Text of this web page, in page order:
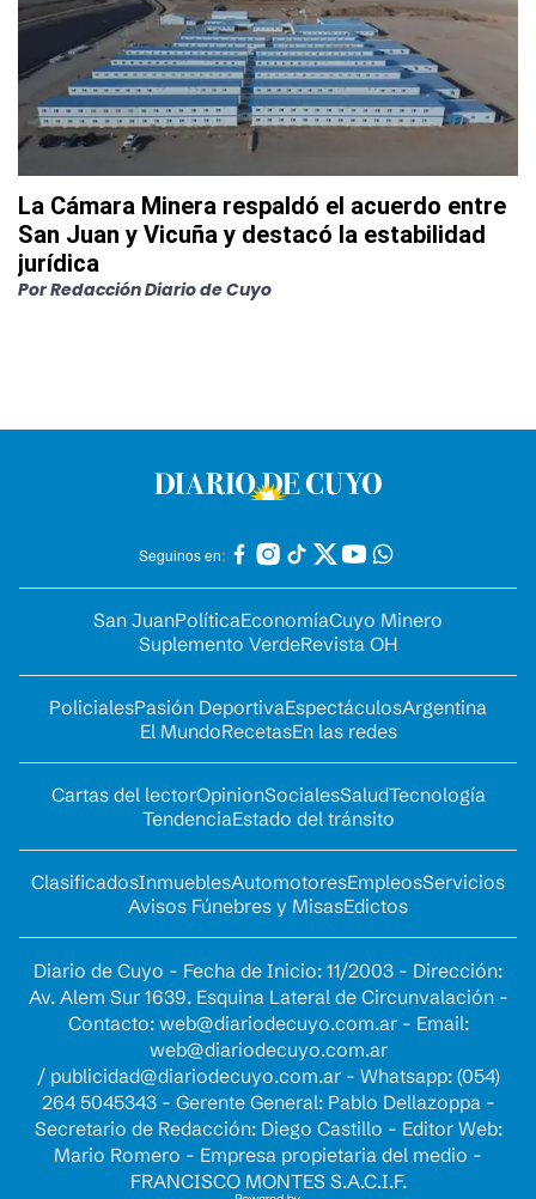
La Cámara Minera respaldó el acuerdo entre
San Juan y Vicuña y destacó la estabilidad
jurídica
PorRedacción Diario de Cuyo
Seguinos en:
San JuanPolíticaEconomíaCuyo Minero
Suplemento VerdeRevista OH
PolicialesPasión DeportivaEspectáculosArgentina
El MundoRecetasEn las redes
Cartas del lectorOpinionSocialesSaludTecnología
TendenciaEstado del tránsito
ClasificadosInmueblesAutomotoresEmpleosServicios
Avisos Fúnebres y MisasEdictos
Diario de Cuyo - Fecha de Inicio: 11/2003 - Dirección:
Av. Alem Sur 1639. Esquina Lateral de Circunvalación -
Contacto: web@diariodecuyo.com.ar- Email:
web@diariodecuyo.com.ar
/ publicidad@diariodecuyo.com.ar- Whatsapp: (054)
264 5045343 - Gerente General: Pablo Dellazoppa -
Secretario de Redacción: Diego Castillo - Editor Web:
Mario Romero - Empresa propietaria del medio -
FRANCISCO MONTES S.A.C.I.F.